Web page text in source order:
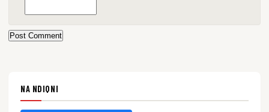
Post Comment
NA NDIQNI